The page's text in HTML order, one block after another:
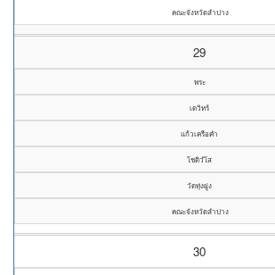
คณะจังหวัดลำปาง
29
พระ
เดวิทร์
แก้วเครือคำ
โชติวํโส
วัดทุ่งฝูง
คณะจังหวัดลำปาง
30